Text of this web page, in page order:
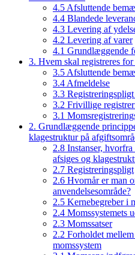
4.5 Afsluttende
4.4 Blandede
4.3 Levering af
4.2 Levering af varer
4.1 Grundlæggende
3. Hvem skal registreres
3.5 Afsluttende
3.4 Afmeldelse
3.3
3.2 Frivillige
3.1
2. Grundlæggende
klagestruktur på
2.8 Instanser,
afsiges og
2.7 Registreringspligt
2.6 Hvornår er man
anvendelsesområde?
2.5 Kernebegreber i
2.4 Momssystemets
2.3 Momssatser
2.2 Forholdet
momssystem